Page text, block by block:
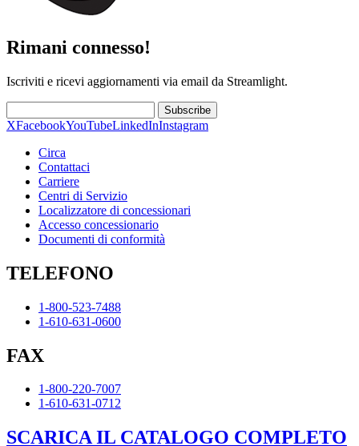
Rimani connesso!
Iscriviti e ricevi aggiornamenti via email da Streamlight.
Subscribe
XFacebookYouTubeLinkedInInstagram
Circa
Contattaci
Carriere
Centri di Servizio
Localizzatore di concessionari
Accesso concessionario
Documenti di conformità
TELEFONO
1-800-523-7488
1-610-631-0600
FAX
1-800-220-7007
1-610-631-0712
SCARICA IL CATALOGO COMPLETO